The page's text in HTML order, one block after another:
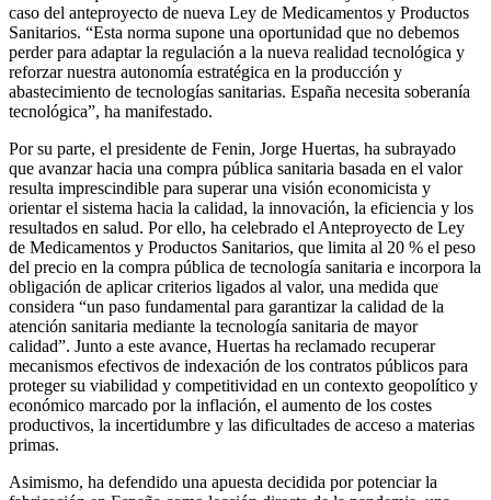
caso del anteproyecto de nueva Ley de Medicamentos y Productos
Sanitarios. “Esta norma supone una oportunidad que no debemos
perder para adaptar la regulación a la nueva realidad tecnológica y
reforzar nuestra autonomía estratégica en la producción y
abastecimiento de tecnologías sanitarias. España necesita soberanía
tecnológica”, ha manifestado.
Por su parte, el presidente de Fenin, Jorge Huertas, ha subrayado
que avanzar hacia una compra pública sanitaria basada en el valor
resulta imprescindible para superar una visión economicista y
orientar el sistema hacia la calidad, la innovación, la eficiencia y los
resultados en salud. Por ello, ha celebrado el Anteproyecto de Ley
de Medicamentos y Productos Sanitarios, que limita al 20 % el peso
del precio en la compra pública de tecnología sanitaria e incorpora la
obligación de aplicar criterios ligados al valor, una medida que
considera “un paso fundamental para garantizar la calidad de la
atención sanitaria mediante la tecnología sanitaria de mayor
calidad”. Junto a este avance, Huertas ha reclamado recuperar
mecanismos efectivos de indexación de los contratos públicos para
proteger su viabilidad y competitividad en un contexto geopolítico y
económico marcado por la inflación, el aumento de los costes
productivos, la incertidumbre y las dificultades de acceso a materias
primas.
Asimismo, ha defendido una apuesta decidida por potenciar la